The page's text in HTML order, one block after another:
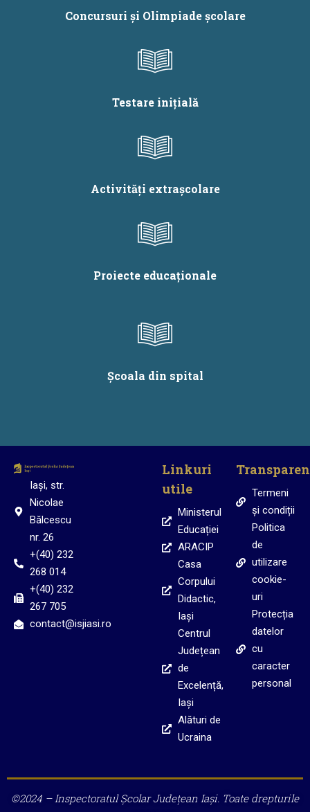
Concursuri și Olimpiade școlare
Testare inițială
Activități extrașcolare
Proiecte educaționale
Școala din spital
Iași, str.
Nicolae
Bălcescu
nr. 26
+(40) 232
268 014
+(40) 232
267 705
contact@isjiasi.ro
Linkuri
utile
Ministerul
Educației
ARACIP
Casa
Corpului
Didactic,
Iași
Centrul
Județean
de
Excelență,
Iași
Alături de
Ucraina
Termeni
și condiții
Politica
de
utilizare
cookie-
uri
Protecția
datelor
cu
caracter
personal
©2024 – Inspectoratul Școlar Județean Iași. Toate drepturile